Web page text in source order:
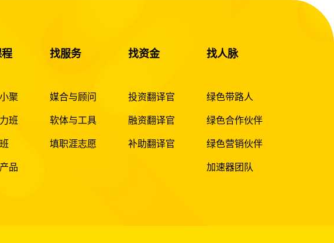
聚
班
品
找服务
媒合与顾问
软体与工具
填职涯志愿
找资金
投资翻译官
融资翻译官
补助翻译官
找人脉
绿色带路人
绿色合作伙伴
绿色营销伙伴
加速器团队